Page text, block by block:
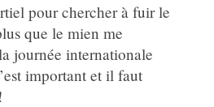
pour chercher à fuir le
que le mien me
journée internationale
important et il faut